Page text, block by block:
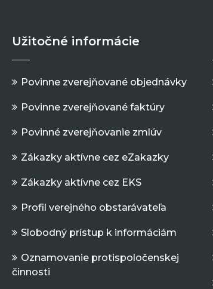
Užitočné informácie
Povinne zverejňované objednávky
Povinne zverejňované faktúry
Povinné zverejňovanie zmlúv
Zákazky aktívne cez eZakazky
Zákazky aktívne cez EKS
Profil verejného obstarávateľa
Slobodný prístup k informáciám
Oznamovanie protispoločenskej
činnosti